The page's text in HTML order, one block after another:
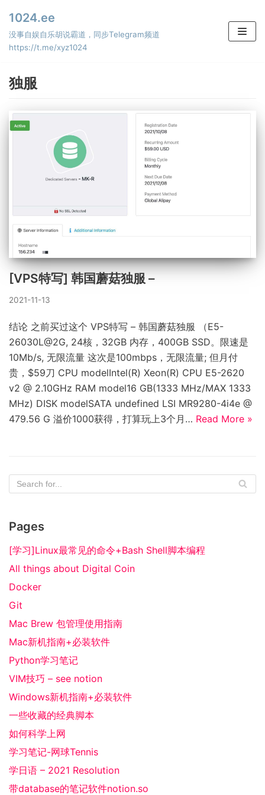
Skip
to
content
1024.ee
没事自娱自乐胡说霸道，同步Telegram频道
https://t.me/xyz1024
独服
[VPS特写] 韩国蘑菇独服 –
2021-11-13
结论 之前买过这个 VPS特写 – 韩国蘑菇独服 （E5-
26030L@2G, 24核，32GB 内存，400GB SSD。限速是
10Mb/s, 无限流量 这次是100mbps，无限流量; 但月付
贵，$59刀 CPU modelIntel(R) Xeon(R) CPU E5-2620
v2 @ 2.10GHz RAM model16 GB(1333 MHz/MAX 1333
MHz) DISK modelSATA undefined LSI MR9280-4i4e @
479.56 G 溢价1000获得，打算玩上3个月… Read More »
Pages
[学习]Linux最常见的命令+Bash Shell脚本编程
All things about Digital Coin
Docker
Git
Mac Brew 包管理使用指南
Mac新机指南+必装软件
Python学习笔记
VIM技巧 – see notion
Windows新机指南+必装软件
一些收藏的经典脚本
如何科学上网
学习笔记-网球Tennis
学日语 – 2021 Resolution
带database的笔记软件notion.so